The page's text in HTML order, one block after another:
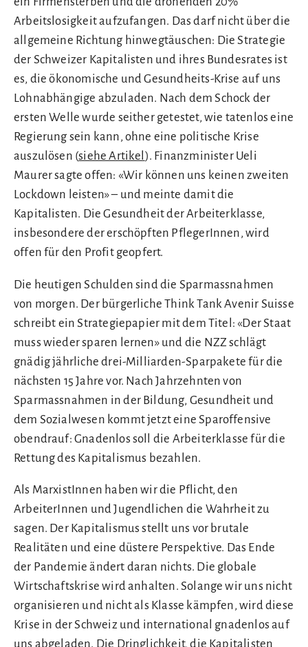
Arbeitslosigkeit aufzufangen. Das darf nicht über die
allgemeine Richtung hinwegtäuschen: Die Strategie
der Schweizer Kapitalisten und ihres Bundesrates ist
es, die ökonomische und Gesundheits-Krise auf uns
Lohnabhängige abzuladen. Nach dem Schock der
ersten Welle wurde seither getestet, wie tatenlos eine
Regierung sein kann, ohne eine politische Krise
auszulösen (siehe Artikel ). Finanzminister Ueli
Maurer sagte offen: «Wir können uns keinen zweiten
Lockdown leisten» – und meinte damit die
Kapitalisten. Die Gesundheit der Arbeiterklasse,
insbesondere der erschöpften PflegerInnen, wird
offen für den Profit geopfert.
Die heutigen Schulden sind die Sparmassnahmen
von morgen. Der bürgerliche Think Tank Avenir Suisse
schreibt ein Strategiepapier mit dem Titel: «Der Staat
muss wieder sparen lernen» und die NZZ schlägt
gnädig jährliche drei-Milliarden-Sparpakete für die
nächsten 15 Jahre vor. Nach Jahrzehnten von
Sparmassnahmen in der Bildung, Gesundheit und
dem Sozialwesen kommt jetzt eine Sparoffensive
obendrauf: Gnadenlos soll die Arbeiterklasse für die
Rettung des Kapitalismus bezahlen.
Als MarxistInnen haben wir die Pflicht, den
ArbeiterInnen und Jugendlichen die Wahrheit zu
sagen. Der Kapitalismus stellt uns vor brutale
Realitäten und eine düstere Perspektive. Das Ende
der Pandemie ändert daran nichts. Die globale
Wirtschaftskrise wird anhalten. Solange wir uns nicht
organisieren und nicht als Klasse kämpfen, wird diese
Krise in der Schweiz und international gnadenlos auf
uns abgeladen. Die Dringlichkeit, die Kapitalisten